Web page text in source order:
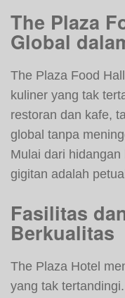
The Plaza
Global
The Plaza Food
kuliner yang tak
restoran dan kafe,
global tanpa
Mulai dari
gigitan adalah
Fasilitas
Berkualitas
The Plaza Hotel
yang tak